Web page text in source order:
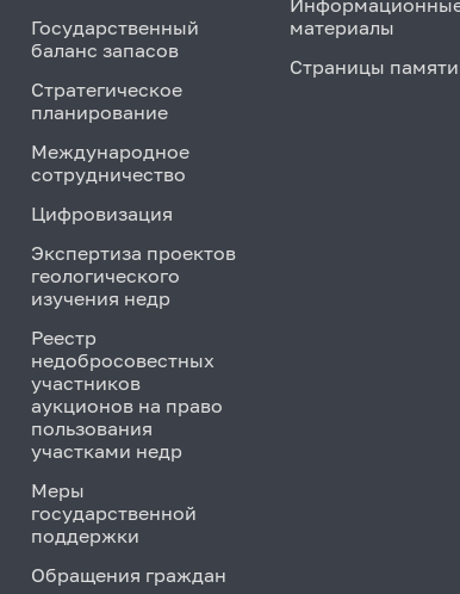
Государственный
баланс запасов
Стратегическое
планирование
Международное
сотрудничество
Цифровизация
Экспертиза проектов
геологического
изучения недр
Реестр
недобросовестных
участников
аукционов на право
пользования
участками недр
Меры
государственной
поддержки
Обращения граждан
материалы
Страницы памяти